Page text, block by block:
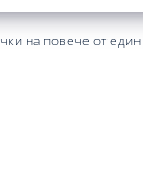
на повече от един